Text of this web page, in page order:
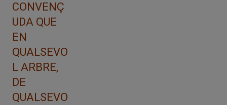
CONVENÇ
UDA QUE
EN
QUALSEVO
L ARBRE,
DE
QUALSEVO